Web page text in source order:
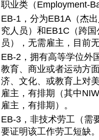
职业类（Employment-
EB-1，分为EB1A（杰
究人员）和EB1C（跨
员），无需雇主，目前无
EB-2，拥有高等学位外
教育、商业或者运动方
济、文化、或教育上对
雇主，有排期（其中
雇主，有排期）。
EB-3，非技术劳工（需
要证明该工作劳工短缺。